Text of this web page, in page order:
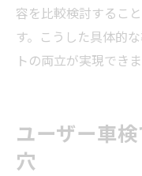
容を比較検討するこ
す。こうした具体的
トの両立が実現できま
ユーザー車
穴